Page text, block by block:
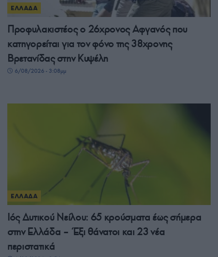
ΕΛΛΑΔΑ
Προφυλακιστέος ο 26χρονος Αφγανός που
κατηγορείται για τον φόνο της 38χρονης
Βρετανίδας στην Κυψέλη
6/08/2026 - 3:08μμ
ΕΛΛΑΔΑ
Ιός Δυτικού Νείλου: 65 κρούσματα έως σήμερα
στην Ελλάδα – Έξι θάνατοι και 23 νέα
περιστατικά